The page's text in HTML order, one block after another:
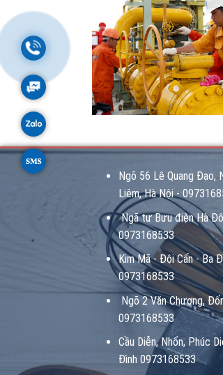
Ngõ 56 Lê Quang Đạo,
Liêm, Hà Nội -
Ngã tư Bưu điện Hà
0973168533
Kim Mã - Đội Cấn - Ba
0973168533
Ngõ 2 Văn Chương,
0973168533
Cầu Diễn, Nhổn, Phúc
Đình 0973168533